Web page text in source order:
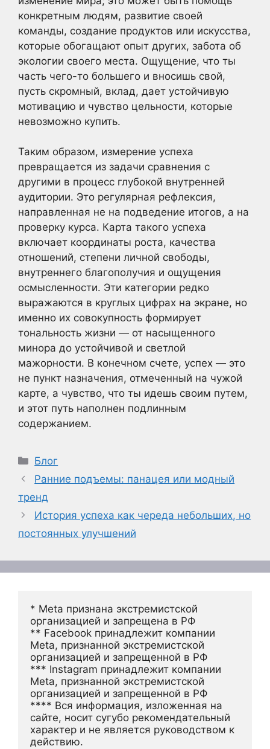
конкретным людям, развитие своей
команды, создание продуктов или искусства,
которые обогащают опыт других, забота об
экологии своего места. Ощущение, что ты
часть чего-то большего и вносишь свой,
пусть скромный, вклад, дает устойчивую
мотивацию и чувство цельности, которые
невозможно купить.
Таким образом, измерение успеха
превращается из задачи сравнения с
другими в процесс глубокой внутренней
аудитории. Это регулярная рефлексия,
направленная не на подведение итогов, а на
проверку курса. Карта такого успеха
включает координаты роста, качества
отношений, степени личной свободы,
внутреннего благополучия и ощущения
осмысленности. Эти категории редко
выражаются в круглых цифрах на экране, но
именно их совокупность формирует
тональность жизни — от насыщенного
минора до устойчивой и светлой
мажорности. В конечном счете, успех — это
не пункт назначения, отмеченный на чужой
карте, а чувство, что ты идешь своим путем,
и этот путь наполнен подлинным
содержанием.
Рубрики
Блог
Ранние подъемы: панацея или модный
тренд
История успеха как череда небольших, но
постоянных улучшений
* Meta признана экстремистской
организацией и запрещена в РФ
** Facebook принадлежит компании
Meta, признанной экстремистской
организацией и запрещенной в РФ
*** Instagram принадлежит компании
Meta, признанной экстремистской
организацией и запрещенной в РФ
**** Вся информация, изложенная на
сайте, носит сугубо рекомендательный
характер и не является руководством к
действию.